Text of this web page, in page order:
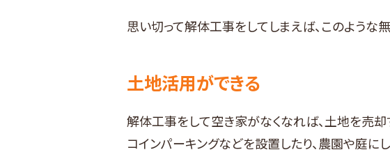
思い切って解体工事をしてしまえば、このような
土地活用ができる
解体工事をして空き家がなくなれば、土地を売
コインパーキングなどを設置したり、農園や庭に